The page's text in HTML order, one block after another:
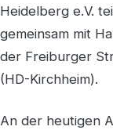
Heidelberg e.V.
gemeinsam mit
der Freiburger
(HD-Kirchheim).
An der heutigen